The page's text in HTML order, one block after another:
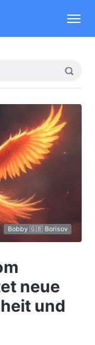
Bobby 🇬🇧 Borisov
neue
und